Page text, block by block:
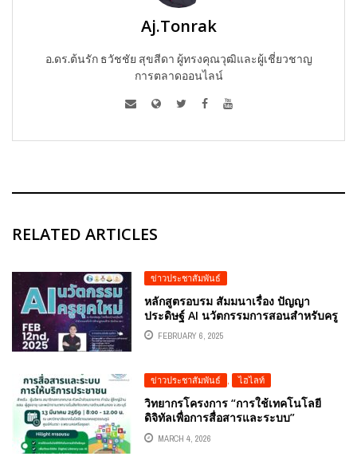
Aj.Tonrak
อ.ดร.ต้นรัก ธวัชชัย สุขสีดา ผู้ทรงคุณวุฒิและผู้เชี่ยวชาญ
การตลาดออนไลน์
RELATED ARTICLES
ข่าวประชาสัมพันธ์
หลักสูตรอบรม สัมมนาเรื่อง ปัญญา
ประดิษฐ์ AI นวัตกรรมการสอนสำหรับครู
ยุคใหม่ โดยอาจารย์ต้นรัก ธวัชชัย สุขสีดา
วิทยาการด้านปัญญาประดิษฐ์หรือ AI
FEBRUARY 6, 2025
ข่าวประชาสัมพันธ์ , ไฮไลท์
วิทยากรโครงการ “การใช้เทคโนโลยี
ดิจิทัลเพื่อการสื่อสารและระบบ”
MARCH 4, 2026